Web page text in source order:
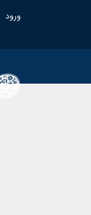
ورود